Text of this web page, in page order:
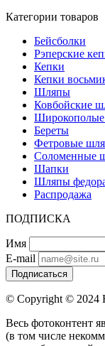
Категории товаров
Бейсболки
Рэперские
Кепки
Кепки
Шляпы
Ковбойские
Береты
Фетровые
Соломенные
Шапки
Шляпы
Распродажа
ПОДПИСКА
Имя
E-mail
Подписаться
© Copyright © 2024
Весь фотоконтент
(в том числе